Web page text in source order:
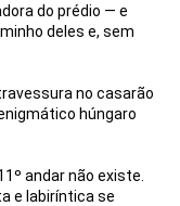
do prédio — e
deles e, sem
no casarão
húngaro
andar não existe.
e labiríntica se